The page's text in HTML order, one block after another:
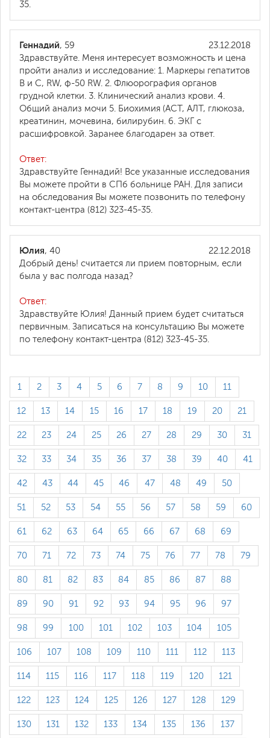
35.
23.12.2018
Геннадий, 59
Здравствуйте. Меня интересует возможность и цена
пройти анализ и исследование: 1. Маркеры гепатитов
В и С, RW, ф-50 RW. 2. Флюорография органов
грудной клетки. 3. Клинический анализ крови. 4.
Общий анализ мочи 5. Биохимия (АСТ, АЛТ, глюкоза,
креатинин, мочевина, билирубин. 6. ЭКГ с
расшифровкой. Заранее благодарен за ответ.
Ответ:
Здравствуйте Геннадий! Все указанные исследования
Вы можете пройти в СПб больнице РАН. Для записи
на обследования Вы можете позвонить по телефону
контакт-центра (812) 323-45-35.
22.12.2018
Юлия, 40
Добрый день! считается ли прием повторным, если
была у вас полгода назад?
Ответ:
Здравствуйте Юлия! Данный прием будет считаться
первичным. Записаться на консультацию Вы можете
по телефону контакт-центра (812) 323-45-35.
1 2 3 4 5 6 7 8 9 10 11
12 13 14 15 16 17 18 19 20 21
22 23 24 25 26 27 28 29 30 31
32 33 34 35 36 37 38 39 40 41
42 43 44 45 46 47 48 49 50
51 52 53 54 55 56 57 58 59 60
61 62 63 64 65 66 67 68 69
70 71 72 73 74 75 76 77 78 79
80 81 82 83 84 85 86 87 88
89 90 91 92 93 94 95 96 97
98 99 100 101 102 103 104 105
106 107 108 109 110 111 112 113
114 115 116 117 118 119 120 121
122 123 124 125 126 127 128 129
130 131 132 133 134 135 136 137